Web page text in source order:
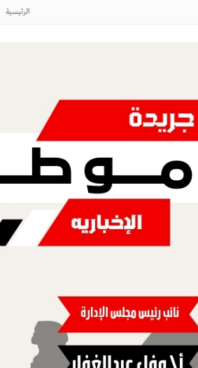
بين تعقيدات الواقع وتساؤلات أداء
اليد للسيدات
الرئيسية